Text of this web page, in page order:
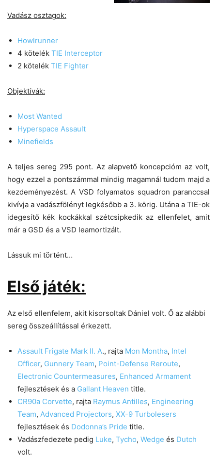
Vadász osztagok:
Howlrunner
4 kötelék TIE Interceptor
2 kötelék TIE Fighter
Objektívák:
Most Wanted
Hyperspace Assault
Minefields
A teljes sereg 295 pont. Az alapvető koncepcióm az volt,
hogy ezzel a pontszámmal mindig magamnál tudom majd a
kezdeményezést. A VSD folyamatos squadron paranccsal
kivívja a vadászfölényt legkésőbb a 3. körig. Utána a TIE-ok
idegesítő kék kockákkal szétcsipkedik az ellenfelet, amit
már a GSD és a VSD leamortizált.
Lássuk mi történt…
Első játék:
Az első ellenfelem, akit kisorsoltak Dániel volt. Ő az alábbi
sereg összeállítással érkezett.
Assault Frigate Mark II. A., rajta Mon Montha, Intel
Officer, Gunnery Team, Point-Defense Reroute,
Electronic Countermeasures, Enhanced Armament
fejlesztések és a Gallant Heaven title.
CR90a Corvette, rajta Raymus Antilles, Engineering
Team, Advanced Projectors, XX-9 Turbolesers
fejlesztések és Dodonna’s Pride title.
Vadászfedezete pedig Luke, Tycho, Wedge és Dutch
volt.